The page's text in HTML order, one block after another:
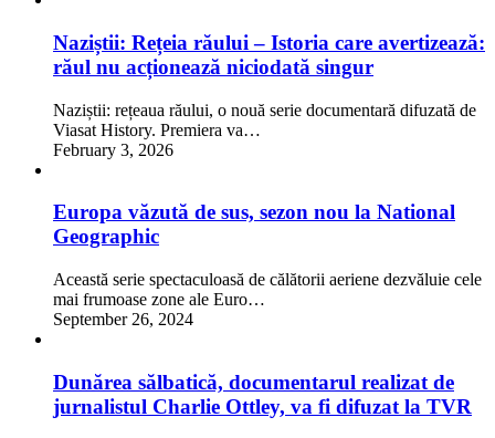
Naziștii: Rețeia răului – Istoria care avertizează:
răul nu acționează niciodată singur
Naziștii: rețeaua răului, o nouă serie documentară difuzată de
Viasat History. Premiera va…
February 3, 2026
Europa văzută de sus, sezon nou la National
Geographic
Această serie spectaculoasă de călătorii aeriene dezvăluie cele
mai frumoase zone ale Euro…
September 26, 2024
Dunărea sălbatică, documentarul realizat de
jurnalistul Charlie Ottley, va fi difuzat la TVR